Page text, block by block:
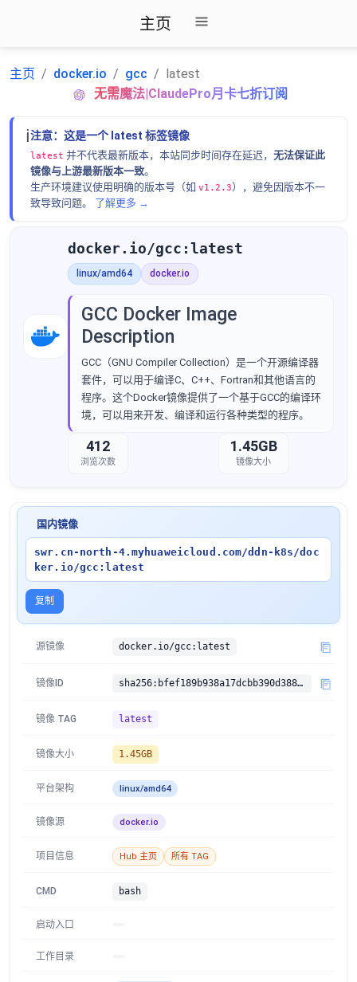
主页
主页 docker.io gcc
latest
无需魔法|ClaudePro月卡七折订阅
ℹ️注意：这是一个 latest 标签镜像
latest 并不代表最新版本，本站同步时间存在延迟， 无法保证此
镜像与上游最新版本一致。
生产环境建议使用明确的版本号（如 v1.2.3），避免因版本不一
致导致问题。 了解更多 →
docker.io/gcc:latest
linux/amd64 docker.io
GCC Docker Image
Description
GCC（GNU Compiler Collection）是一个开源编译器
套件，可以用于编译C、C++、Fortran和其他语言的
程序。这个Docker镜像提供了一个基于GCC的编译环
境，可以用来开发、编译和运行各种类型的程序。
412
浏览次数
1.45GB
镜像大小
国内镜像
swr.cn-north-4.myhuaweicloud.com/ddn-k8s/doc
ker.io/gcc:latest
复制
源镜像 docker.io/gcc:latest
镜像ID sha256:bfef189b938a17dcbb390d3883d68fff1e139b1a2b330f78054d258ac3c8d79d
镜像 TAG latest
镜像大小 1.45GB
平台架构 linux/amd64
镜像源 docker.io
项目信息 Hub 主页 所有 TAG
CMD bash
启动入口
工作目录